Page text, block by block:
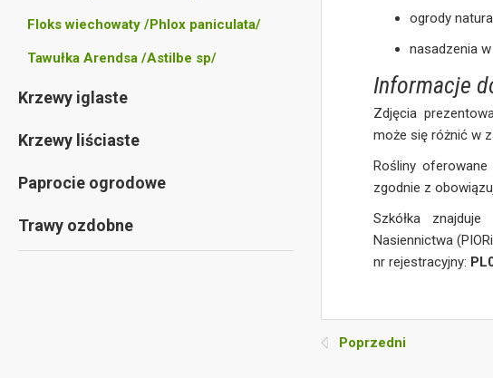
Floks wiechowaty /Phlox paniculata/
Tawułka Arendsa /Astilbe sp/
Krzewy iglaste
Krzewy liściaste
Paprocie ogrodowe
Trawy ozdobne
ogrody
nasadzenia
Informacje
Zdjęcia
może się różnić w
Rośliny oferowane
zgodnie z
Szkółka
Nasiennictwa
nr rejestracyjny:
Poprzedni